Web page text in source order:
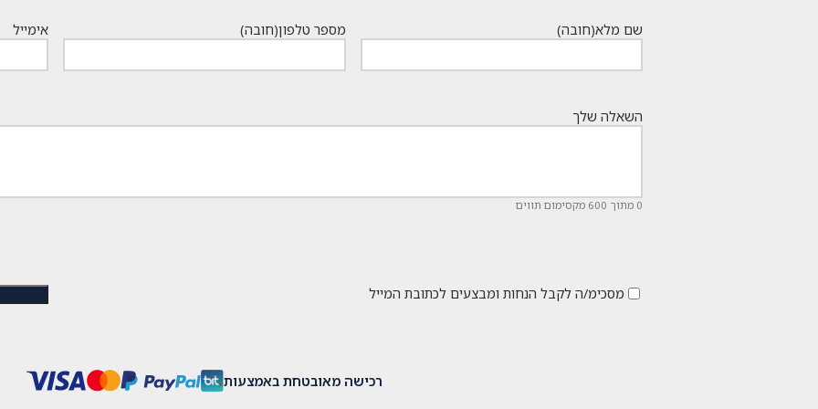
שם מלא(חובה) מספר טלפון(חובה) אימייל
השאלה שלך
0 מתוך 600 מקסימום תווים
מסכימ/ה לקבל הנחות ומבצעים לכתובת המייל
רכישה מאובטחת באמצעות